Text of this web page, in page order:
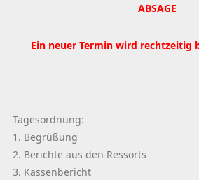
ABSAGE
Ein neuer Termin wird rechtzeitig
Tagesordnung:
1. Begrüßung
2. Berichte aus den Ressorts
3. Kassenbericht